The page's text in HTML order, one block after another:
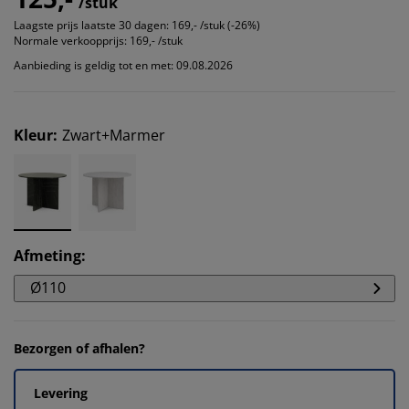
Laagste prijs laatste 30 dagen: 169,- /stuk (-26%)
Normale verkoopprijs: 169,- /stuk
Aanbieding is geldig tot en met: 09.08.2026
Kleur: Zwart+Marmer
Afmeting:
Ø110
Bezorgen of afhalen?
Levering